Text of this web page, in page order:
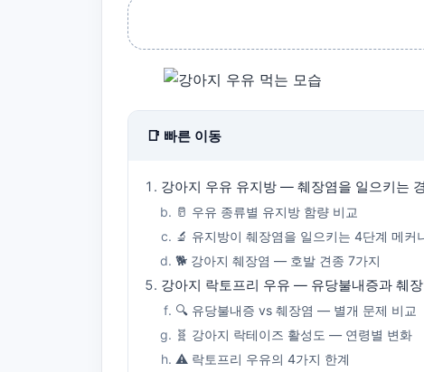
📑 빠른 이동
강아지 우유 유지방 — 췌장염을 일으키는
🥛 우유 종류별 유지방 함량 비교
🔬 유지방이 췌장염을 일으키는 4단계 메커
🐕 강아지 췌장염 — 호발 견종 7가지
강아지 락토프리 우유 — 유당불내증과 췌
🔍 유당불내증 vs 췌장염 — 별개 문제 비교
🧬 강아지 락테이즈 활성도 — 연령별 변화
⚠️ 락토프리 우유의 4가지 한계